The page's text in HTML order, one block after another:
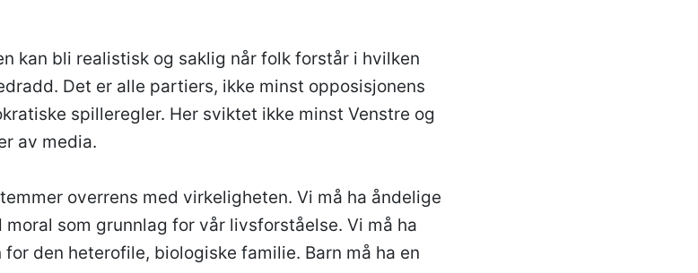
kan bli realistisk og saklig når folk forstår i hvilken
Det er alle partiers, ikke minst opposisjonens
spilleregler. Her sviktet ikke minst Venstre og
av media.
overrens med virkeligheten. Vi må ha åndelige
som grunnlag for vår livsforståelse. Vi må ha
den heterofile, biologiske familie. Barn må ha en